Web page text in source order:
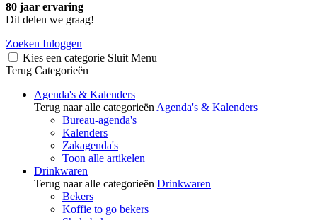
80 jaar ervaring
Dit delen we graag!
Zoeken Inloggen
Kies een categorie Sluit Menu
Terug Categorieën
Agenda's & Kalenders
Terug naar alle categorieën Agenda's & Kalenders
Bureau-agenda's
Kalenders
Zakagenda's
Toon alle artikelen
Drinkwaren
Terug naar alle categorieën Drinkwaren
Bekers
Koffie to go bekers